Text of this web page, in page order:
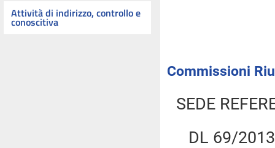
Attività di indirizzo, controllo e
conoscitiva
Commissioni
SEDE
DL 69/